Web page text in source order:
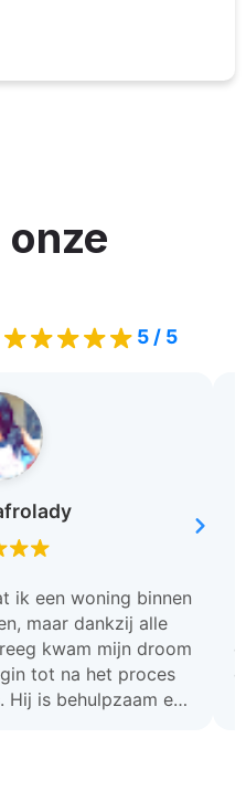
5 / 5
ik een woning binnen
maar dankzij alle
kwam mijn droom
tot na het proces
Hij is behulpzaam en